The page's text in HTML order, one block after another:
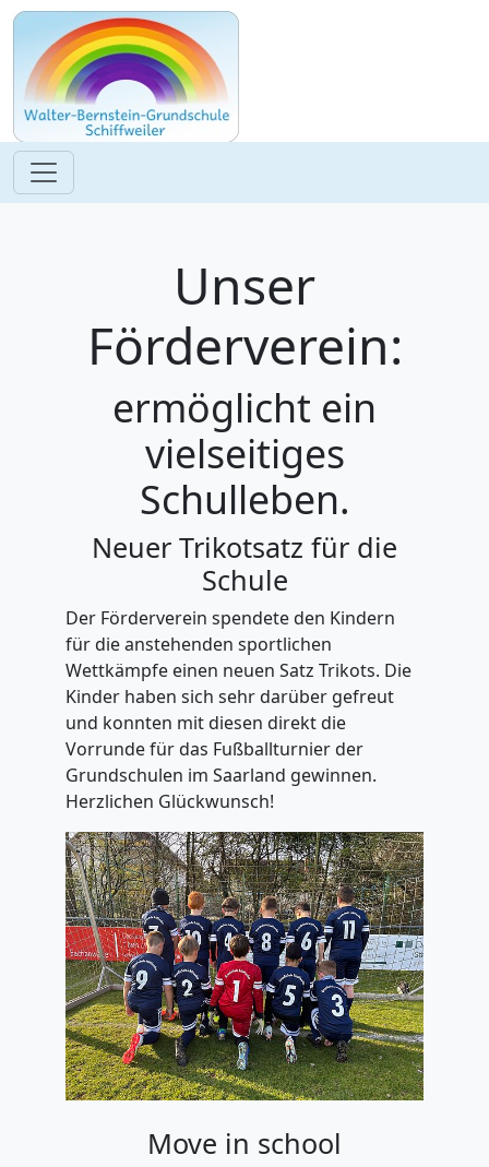
Unser
Förderverein:
ermöglicht ein
vielseitiges
Schulleben.
Neuer Trikotsatz für die
Schule
Der Förderverein spendete den Kindern
für die anstehenden sportlichen
Wettkämpfe einen neuen Satz Trikots. Die
Kinder haben sich sehr darüber gefreut
und konnten mit diesen direkt die
Vorrunde für das Fußballturnier der
Grundschulen im Saarland gewinnen.
Herzlichen Glückwunsch!
Move in school